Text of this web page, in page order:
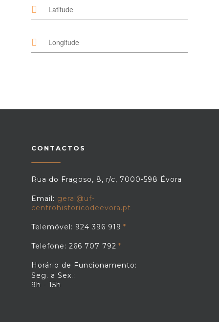
CONTACTOS
Rua do Fragoso, 8, r/c, 7000-598 Évora
Email: geral@uf-
centrohistoricodeevora.pt
Telemóvel: 924 396 919
Telefone: 266 707 792
Horário de Funcionamento:
Seg. a Sex.:
9h - 15h